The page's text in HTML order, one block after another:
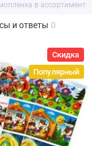
в ассортименте
и ответы 0
Скидка
Популярный